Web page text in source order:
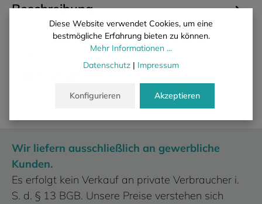
Beschreibung
Schützen Sie Ihre Hotelbetten zuverlässig vor Flüssigkeiten
und Verunreinigungen mit unserer Matratzenschutzhaube aus
Wir liefern ausschließlich an gewerbliche
Kunden.
Es erfolgt kein Verkauf an private Verbraucher i.
S. d. § 13 BGB. Unsere Preise verstehen sich
Diese Website verwendet Cookies, um eine
bestmögliche Erfahrung bieten zu können.
Mehr Informationen ...
Datenschutz | Impressum
Konfigurieren Akzeptieren